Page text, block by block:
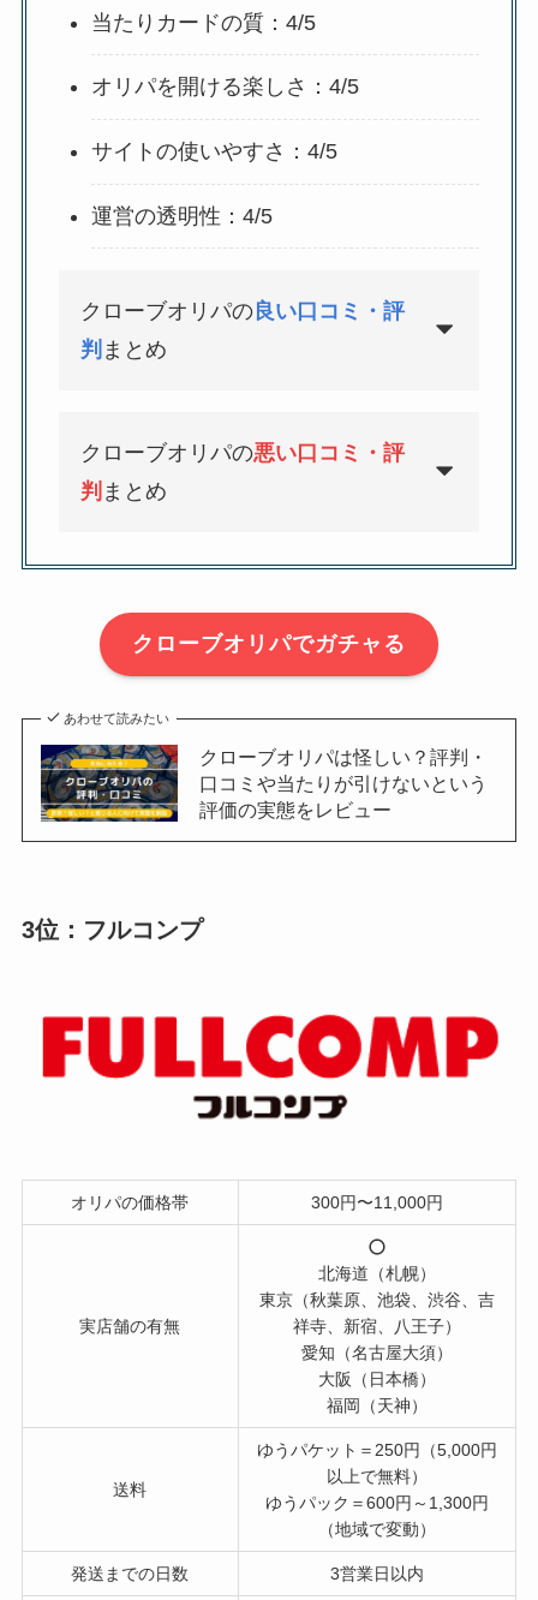
当たりカードの質：4/5
オリパを開ける楽しさ：4/5
サイトの使いやすさ：4/5
運営の透明性：4/5
クローブオリパの良い口コミ・評
判 まとめ
クローブオリパの悪い口コミ・評
判 まとめ
クローブオリパでガチャる
あわせて読みたい
クローブオリパは怪しい？評判・
口コミや当たりが引けないという
評価の実態をレビュー
3位：フルコンプ
オリパの価格帯 300円〜11,000円
実店舗の有無
北海道（札幌）
東京（秋葉原、池袋、渋谷、吉
祥寺、新宿、八王子）
愛知（名古屋大須）
大阪（日本橋）
福岡（天神）
送料
ゆうパケット＝250円（5,000円
以上で無料）
ゆうパック＝600円～1,300円
（地域で変動）
発送までの日数 3営業日以内